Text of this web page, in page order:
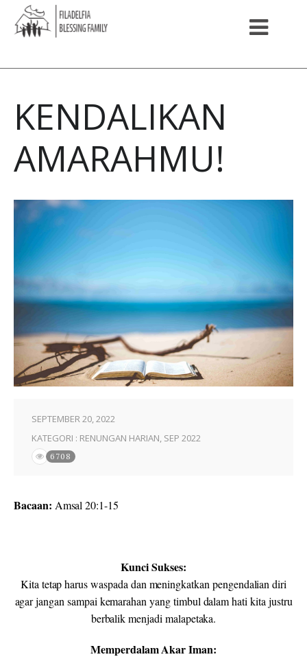
KENDALIKAN
AMARAHMU!
SEPTEMBER 20, 2022
KATEGORI : RENUNGAN HARIAN, SEP 2022
6708
Bacaan: Amsal 20:1-15
Kunci Sukses:
Kita tetap harus waspada dan meningkatkan pengendalian diri
agar jangan sampai kemarahan yang timbul dalam hati kita justru
berbalik menjadi malapetaka.
Memperdalam Akar Iman: